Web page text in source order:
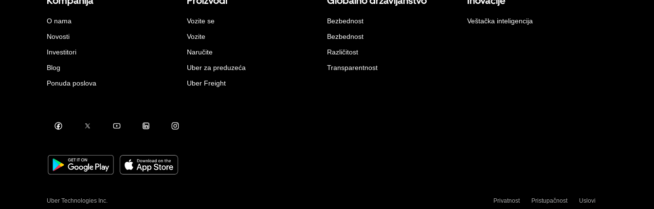
O nama
Novosti
Investitori
Blog
Ponuda poslova
Vozite se
Vozite
Naručite
Uber za preduzeća
Uber Freight
Bezbednost
Bezbednost
Različitost
Transparentnost
Veštačka inteligencija
Uber Technologies Inc. Privatnost Pristupačnost Uslovi